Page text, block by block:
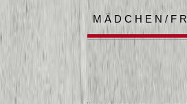
MÄDCHEN/